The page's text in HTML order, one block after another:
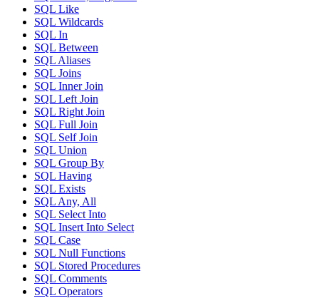
SQL Like
SQL Wildcards
SQL In
SQL Between
SQL Aliases
SQL Joins
SQL Inner Join
SQL Left Join
SQL Right Join
SQL Full Join
SQL Self Join
SQL Union
SQL Group By
SQL Having
SQL Exists
SQL Any, All
SQL Select Into
SQL Insert Into Select
SQL Case
SQL Null Functions
SQL Stored Procedures
SQL Comments
SQL Operators